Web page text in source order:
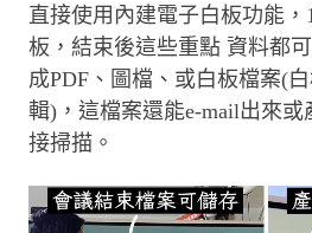
直接使用內建電子白板功能
板，結束後這些重點 資料都
成PDF、圖檔、或白板檔案(
輯)，這檔案還能e-mail出來或
接掃描。